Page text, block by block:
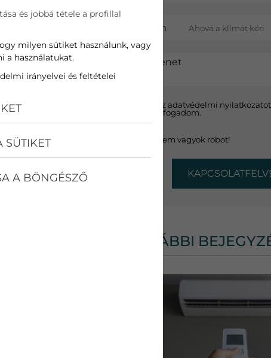
pont annyira hangos
hangya a papíron.
Cím
Üzenet
Az adatvédelmi nyilatkozat
elfogadom.
Nem vagyok robot!
TOVÁBBI
és jobbá tétele a profillal
milyen sütiket használunk, vagy
a használatukat.
irányelvei és feltételei
SÜTIKET
A BÖNGÉSZŐ